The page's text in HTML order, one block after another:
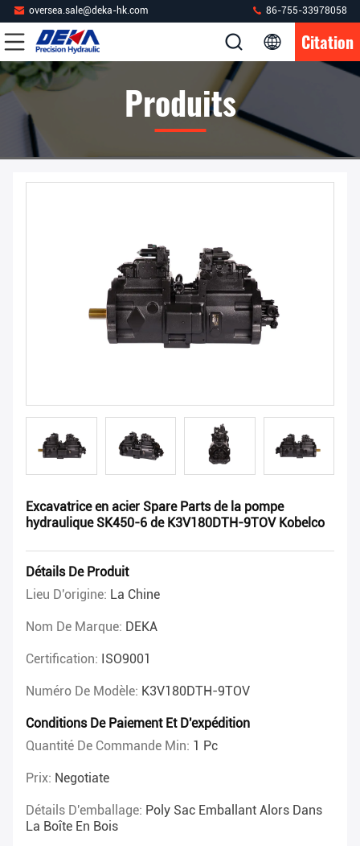
oversea.sale@deka-hk.com 86-755-33978058
Citation
Produits
Excavatrice en acier Spare Parts de la pompe
hydraulique SK450-6 de K3V180DTH-9TOV Kobelco
Détails De Produit
Lieu D'origine: La Chine
Nom De Marque: DEKA
Certification: ISO9001
Numéro De Modèle: K3V180DTH-9TOV
Conditions De Paiement Et D'expédition
Quantité De Commande Min: 1 Pc
Prix: Negotiate
Détails D'emballage: Poly Sac Emballant Alors Dans
La Boîte En Bois